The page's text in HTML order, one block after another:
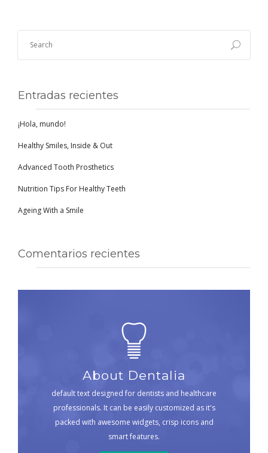
Entradas recientes
¡Hola, mundo!
Healthy Smiles, Inside & Out
Advanced Tooth Prosthetics
Nutrition Tips For Healthy Teeth
Ageing With a Smile
Comentarios recientes
About Dentalia
default text designed for dentists and healthcare
professionals. It can be easily customized as it's
packed with awesome widgets, crisp icons and
smart features.